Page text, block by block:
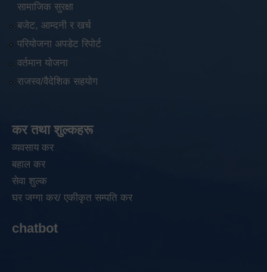
सामाजिक सुरक्षा
बजेट, आम्दनी र खर्च
परियोजना अपडेट रिपोर्ट
वर्तमान योजना
राजस्व/वैदेशिक सहयोग
कर तथा शुल्कहरू
व्यवसाय कर
बहाल कर
सेवा शुल्क
घर जग्गा कर/ एकीकृत सम्पति कर
chatbot